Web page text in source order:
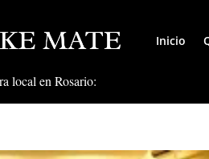
Inicio
local en Rosario: